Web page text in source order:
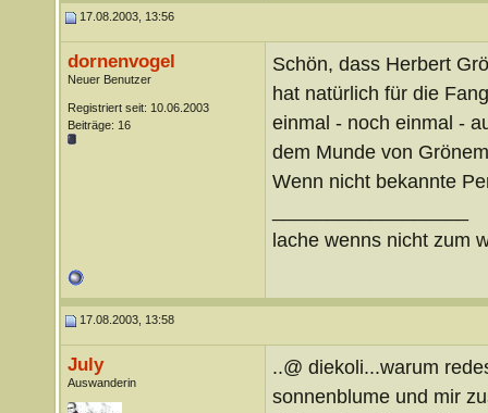
17.08.2003, 13:56
dornenvogel
Neuer Benutzer
Registriert seit: 10.06.2003
Beiträge: 16
Schön, dass Herbert
hat natürlich für die
einmal - noch einmal -
dem Munde von
Wenn nicht bekannte
lache wenns nicht zum
17.08.2003, 13:58
July
Auswanderin
..@ diekoli...warum
sonnenblume und mir